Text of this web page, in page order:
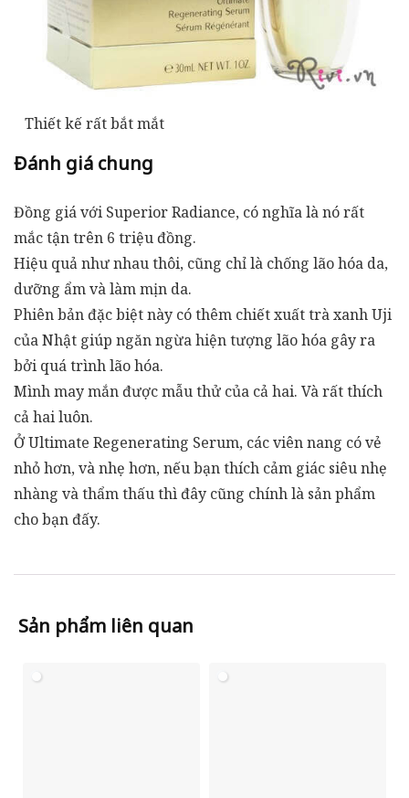
Thiết kế rất bắt mắt
Đánh giá chung
Đồng giá với Superior Radiance, có nghĩa là nó rất
mắc tận trên 6 triệu đồng.
Hiệu quả như nhau thôi, cũng chỉ là chống lão hóa da,
dưỡng ẩm và làm mịn da.
Phiên bản đặc biệt này có thêm chiết xuất trà xanh Uji
của Nhật giúp ngăn ngừa hiện tượng lão hóa gây ra
bởi quá trình lão hóa.
Mình may mắn được mẫu thử của cả hai. Và rất thích
cả hai luôn.
Ở Ultimate Regenerating Serum, các viên nang có vẻ
nhỏ hơn, và nhẹ hơn, nếu bạn thích cảm giác siêu nhẹ
nhàng và thẩm thấu thì đây cũng chính là sản phẩm
cho bạn đấy.
Sản phẩm liên quan